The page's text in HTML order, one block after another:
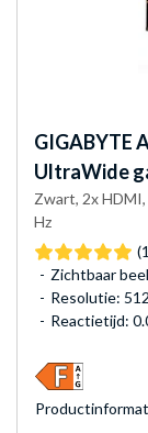
GIGABYTE
UltraWide
Zwart, 2x
Hz
Zichtbaar
Resolutie:
Reactietijd: